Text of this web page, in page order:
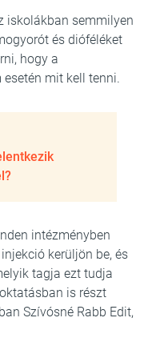
iskolákban semmilyen
és dióféléket
hogy a
mit kell tenni.
intézményben
kerüljön be, és
tagja ezt tudja
is részt
Szívósné Rabb Edit,